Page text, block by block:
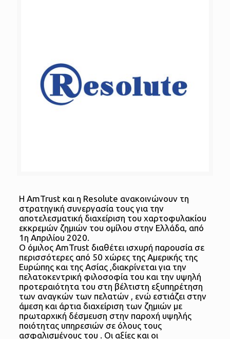
Η AmTrust και η Resolute ανακοινώνουν τη
στρατηγική συνεργασία τους για την
αποτελεσματική διαχείριση του χαρτοφυλακίου
εκκρεμών ζημιών του ομίλου στην Ελλάδα, από
1η Απριλίου 2020.
Ο όμιλος AmTrust διαθέτει ισχυρή παρουσία σε
περισσότερες από 50 χώρες της Αμερικής της
Ευρώπης και της Ασίας ,διακρίνεται για την
πελατοκεντρική φιλοσοφία του και την υψηλή
προτεραιότητα του στη βέλτιστη εξυπηρέτηση
των αναγκών των πελατών , ενώ εστιάζει στην
άμεση και άρτια διαχείριση των ζημιών με
πρωταρχική δέσμευση στην παροχή υψηλής
ποιότητας υπηρεσιών σε όλους τους
ασφαλισμένους του . Οι αξίες και οι